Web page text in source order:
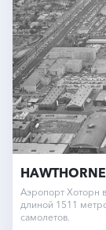
HAWTHORNE
Аэропорт Хоторн
длиной 1511
самолетов.